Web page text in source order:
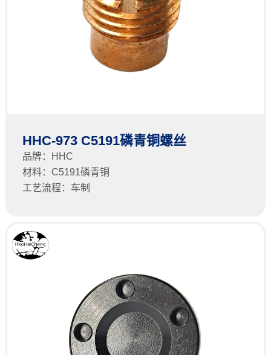
HHC-973 C5191磷青铜螺丝
品牌：HHC
材料：C5191磷青铜
工艺流程：车制